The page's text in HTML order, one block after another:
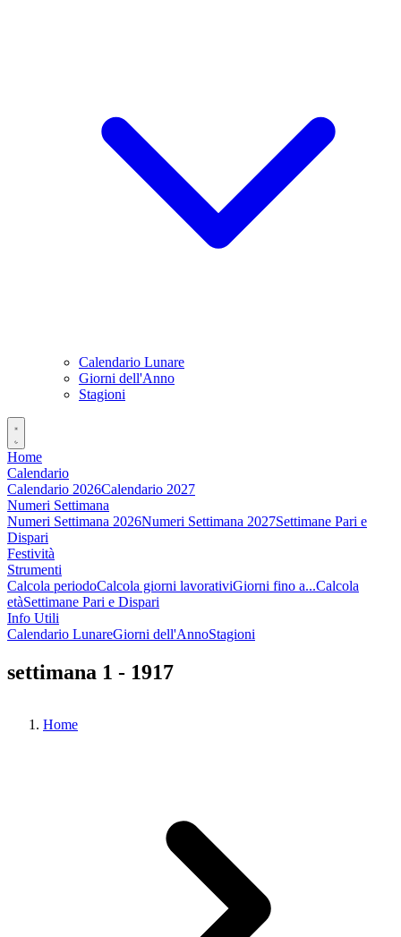
Calendario Lunare
Giorni dell'Anno
Stagioni
Home
Calendario
Calendario 2026Calendario 2027
Numeri Settimana
Numeri Settimana 2026Numeri Settimana 2027Settimane Pari e
Dispari
Festività
Strumenti
Calcola periodoCalcola giorni lavorativiGiorni fino a...Calcola
etàSettimane Pari e Dispari
Info Utili
Calendario LunareGiorni dell'AnnoStagioni
settimana 1 - 1917
Home